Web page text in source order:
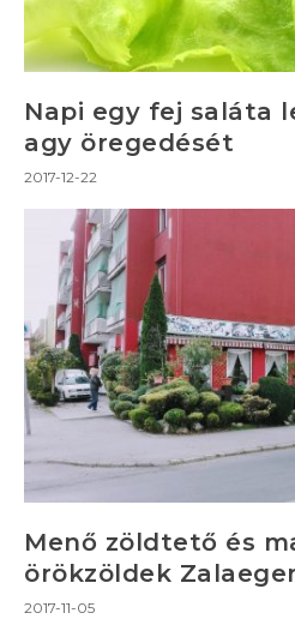
Napi egy fej saláta
agy öregedését
2017-12-22
Menő zöldtető és
örökzöldek
2017-11-05